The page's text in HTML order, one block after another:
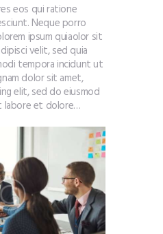
eos qui ratione
Neque porro
ipsum quiaolor sit
velit, sed quia
tempora incidunt ut
dolor sit amet,
elit, sed do eiusmod
labore et dolore…